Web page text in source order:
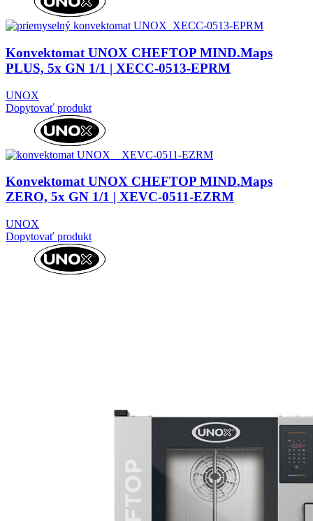
Konvektomat UNOX CHEFTOP MIND.Maps
PLUS, 5x GN 1/1 | XECC-0513-EPRM
UNOX
Dopytovať produkt
Konvektomat UNOX CHEFTOP MIND.Maps
ZERO, 5x GN 1/1 | XEVC-0511-EZRM
UNOX
Dopytovať produkt